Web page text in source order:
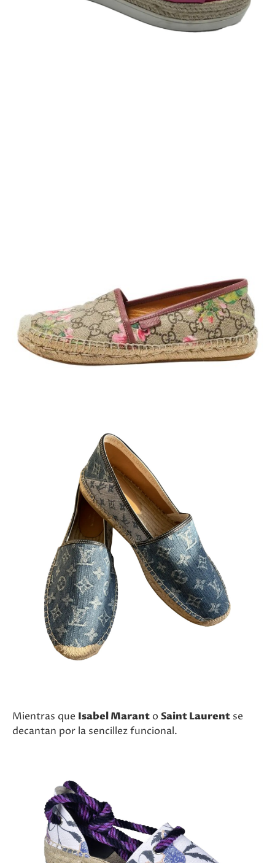
Mientras que Isabel Marant oSaint Laurent se
decantan por la sencillez funcional.